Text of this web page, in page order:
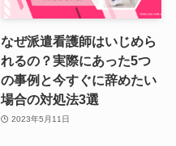
なぜ派遣看護師はいじめら
れるの？実際にあった5つ
の事例と今すぐに辞めたい
場合の対処法3選
2023年5月11日